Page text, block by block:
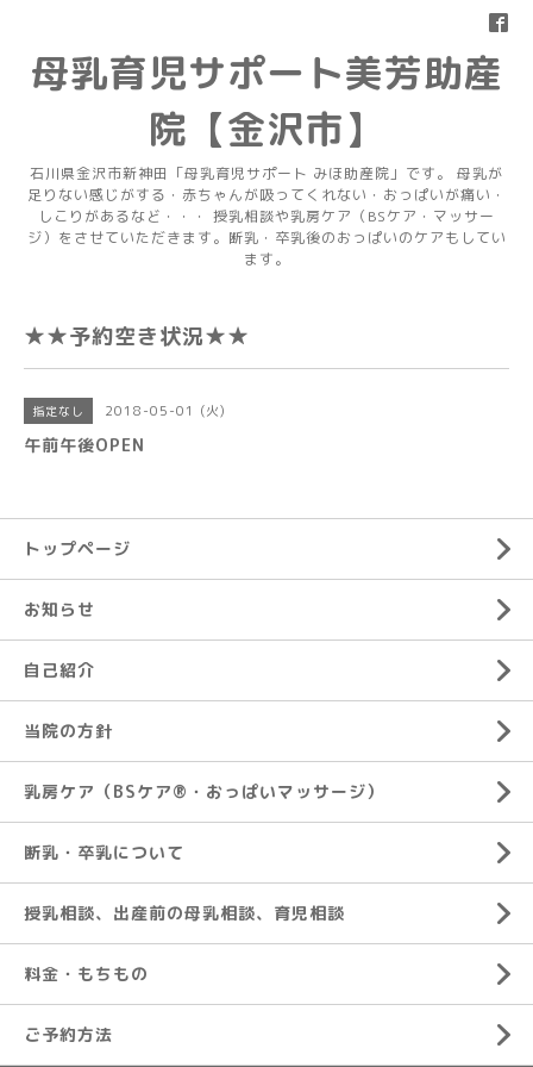
母乳育児サポート美芳助産
院【金沢市】
石川県金沢市新神田「母乳育児サポート みほ助産院」です。 母乳が
足りない感じがする・赤ちゃんが吸ってくれない・おっぱいが痛い・
しこりがあるなど・・・ 授乳相談や乳房ケア（BSケア・マッサー
ジ）をさせていただきます。断乳・卒乳後のおっぱいのケアもしてい
ます。
★★予約空き状況★★
指定なし 2018-05-01 (火)
午前午後OPEN
トップページ
お知らせ
自己紹介
当院の方針
乳房ケア（BSケア®︎・おっぱいマッサージ）
断乳・卒乳について
授乳相談、出産前の母乳相談、育児相談
料金・もちもの
ご予約方法